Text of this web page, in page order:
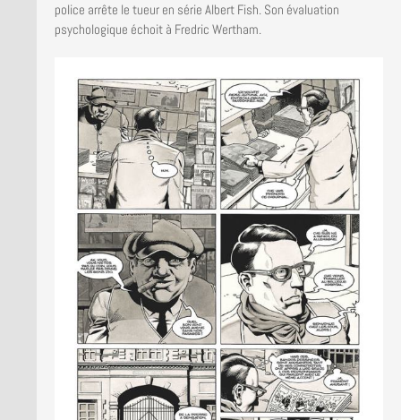
police arrête le tueur en série Albert Fish. Son évaluation
psychologique échoit à Fredric Wertham.